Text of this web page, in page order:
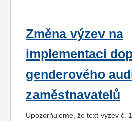
Změna výzev na
implementaci
genderového
zaměstnavatelů
Upozorňujeme, že text výzev č.